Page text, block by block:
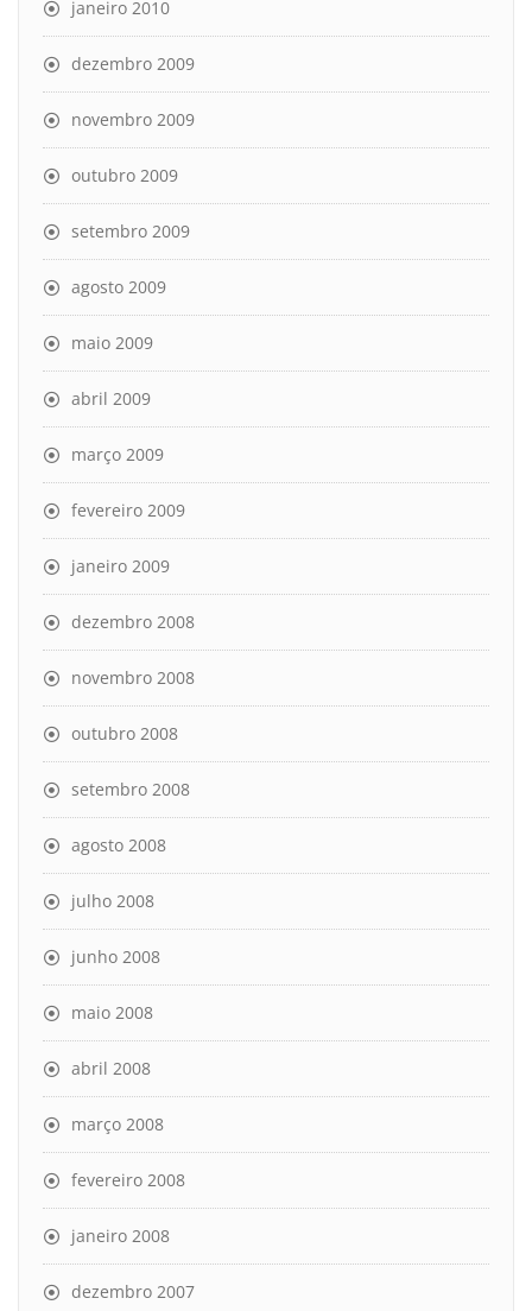
janeiro 2010
dezembro 2009
novembro 2009
outubro 2009
setembro 2009
agosto 2009
maio 2009
abril 2009
março 2009
fevereiro 2009
janeiro 2009
dezembro 2008
novembro 2008
outubro 2008
setembro 2008
agosto 2008
julho 2008
junho 2008
maio 2008
abril 2008
março 2008
fevereiro 2008
janeiro 2008
dezembro 2007